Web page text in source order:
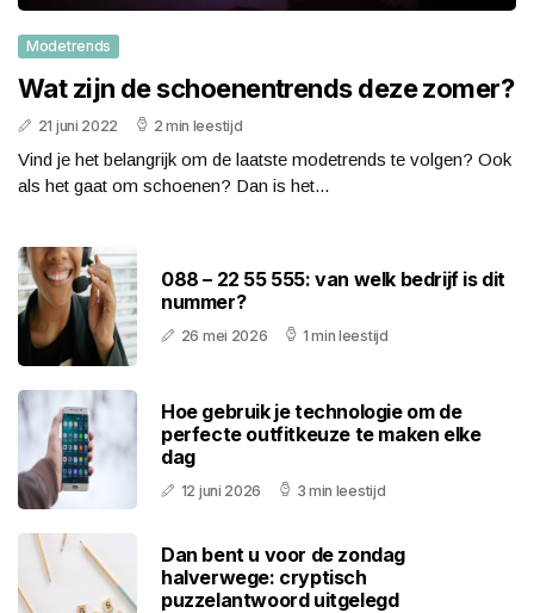
Modetrends
Wat zijn de schoenentrends deze zomer?
21 juni 2022 2 min leestijd
Vind je het belangrijk om de laatste modetrends te volgen? Ook
als het gaat om schoenen? Dan is het...
088 – 22 55 555: van welk bedrijf is dit
nummer?
26 mei 2026 1 min leestijd
Hoe gebruik je technologie om de
perfecte outfitkeuze te maken elke
dag
12 juni 2026 3 min leestijd
Dan bent u voor de zondag
halverwege: cryptisch
puzzelantwoord uitgelegd